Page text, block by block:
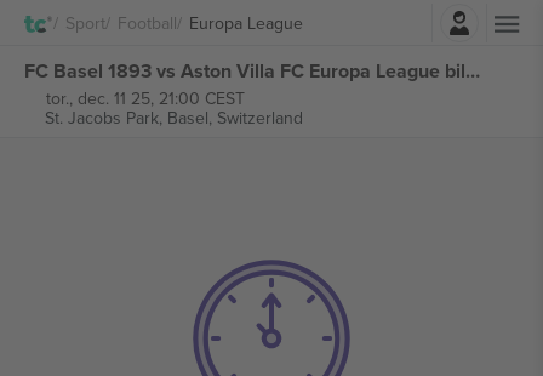
Sport Football Europa League
FC Basel 1893 vs Aston Villa FC Europa League billetter
tor., dec. 11 25, 21:00 CEST
St. Jacobs Park, Basel, Switzerland